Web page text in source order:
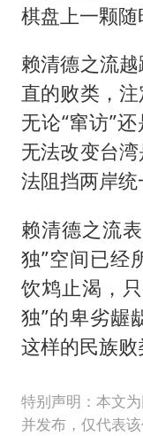
棋盘上一颗随
赖清德之流
直的败类，注
无论“窜访”
无法改变台
法阻挡两岸统
赖清德之流
独”空间已经
饮鸩止渴，
独”的卑劣龌
这样的民族败
特别声明：本文
并发布，仅代表